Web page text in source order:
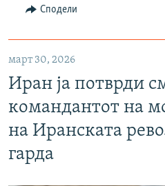
Сподели
март 30, 2026
Иран ја потврди
командантот на
на Иранската
гарда